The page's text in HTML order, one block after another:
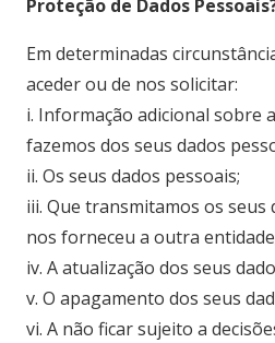
Proteção de Dados
Em determinadas
aceder ou de nos solicitar:
i. Informação adicional sobre
fazemos dos seus dados
ii. Os seus dados pessoais;
iii. Que transmitamos os seus
nos forneceu a outra
iv. A atualização dos seus
v. O apagamento dos seus
vi. A não ficar sujeito a